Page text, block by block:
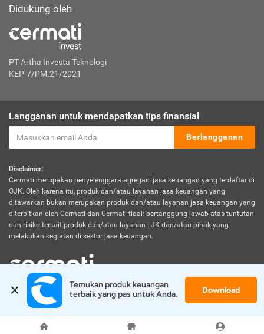
Didukung oleh
PT Artha Investa Teknologi
KEP-7/PM.21/2021
Langganan untuk mendapatkan tips finansial
Berlangganan
Disclaimer:
Cermati merupakan penyelenggara agregasi jasa keuangan yang terdaftar di
OJK. Oleh karena itu, produk dan/atau layanan jasa keuangan yang
ditawarkan bukan merupakan produk dan/atau layanan jasa keuangan yang
diterbitkan oleh Cermati dan Cermati tidak bertanggung jawab atas tuntutan
dan risiko terkait produk dan/atau layanan LJK dan/atau pihak yang
melakukan kegiatan di sektor jasa keuangan.
© 2026 Cermati. All Rights Reserved.
Temukan produk keuangan
terbaik yang pas untuk Anda.
Download